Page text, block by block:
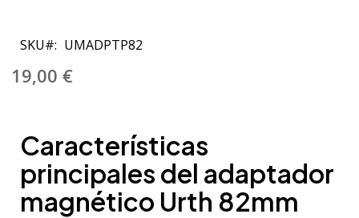
comienzo
de
la
imágenes
SKU UMADPTP82
19,00 €
Características
principales del adaptador
magnético Urth 82mm